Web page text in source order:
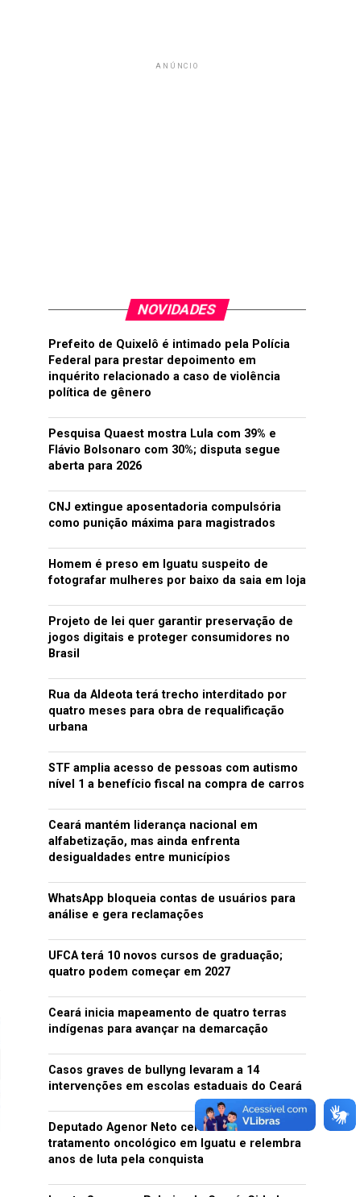
ANÚNCIO
NOVIDADES
Prefeito de Quixelô é intimado pela Polícia
Federal para prestar depoimento em
inquérito relacionado a caso de violência
política de gênero
Pesquisa Quaest mostra Lula com 39% e
Flávio Bolsonaro com 30%; disputa segue
aberta para 2026
CNJ extingue aposentadoria compulsória
como punição máxima para magistrados
Homem é preso em Iguatu suspeito de
fotografar mulheres por baixo da saia em loja
Projeto de lei quer garantir preservação de
jogos digitais e proteger consumidores no
Brasil
Rua da Aldeota terá trecho interditado por
quatro meses para obra de requalificação
urbana
STF amplia acesso de pessoas com autismo
nível 1 a benefício fiscal na compra de carros
Ceará mantém liderança nacional em
alfabetização, mas ainda enfrenta
desigualdades entre municípios
WhatsApp bloqueia contas de usuários para
análise e gera reclamações
UFCA terá 10 novos cursos de graduação;
quatro podem começar em 2027
Ceará inicia mapeamento de quatro terras
indígenas para avançar na demarcação
Casos graves de bullyng levaram a 14
intervenções em escolas estaduais do Ceará
Deputado Agenor Neto celebra início do
tratamento oncológico em Iguatu e relembra
anos de luta pela conquista